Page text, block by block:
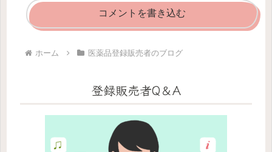
コメントを書き込む
ホーム 医薬品登録販売者のブログ
登録販売者Q＆A